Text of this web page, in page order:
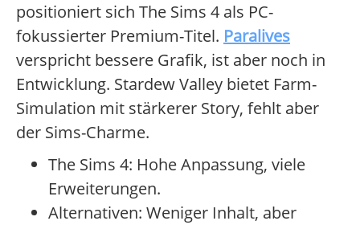
positioniert sich The Sims 4 als PC-
fokussierter Premium-Titel. Paralives
verspricht bessere Grafik, ist aber noch in
Entwicklung. Stardew Valley bietet Farm-
Simulation mit stärkerer Story, fehlt aber
der Sims-Charme.
The Sims 4: Hohe Anpassung, viele
Erweiterungen.
Alternativen: Weniger Inhalt, aber